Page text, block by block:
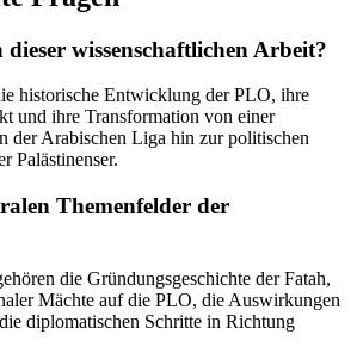
wissenschaftlichen Arbeit?
historische Entwicklung der PLO, ihre
und ihre Transformation von einer
der Arabischen Liga hin zur politischen
Palästinenser.
Themenfelder der
die Gründungsgeschichte der Fatah,
Mächte auf die PLO, die Auswirkungen
diplomatischen Schritte in Richtung